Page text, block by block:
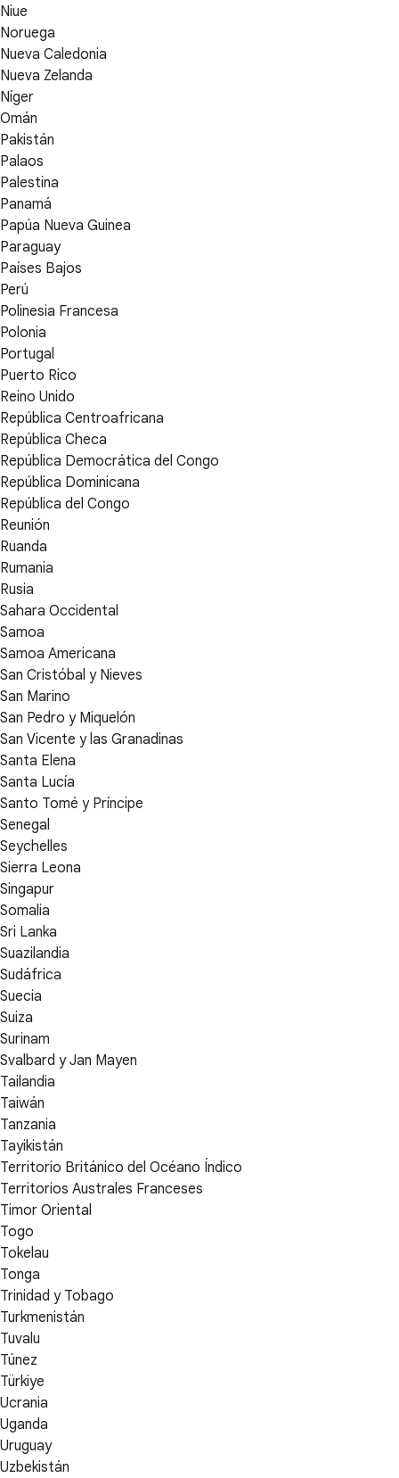
Niue
Noruega
Nueva Caledonia
Nueva Zelanda
Níger
Omán
Pakistán
Palaos
Palestina
Panamá
Papúa Nueva Guinea
Paraguay
Países Bajos
Perú
Polinesia Francesa
Polonia
Portugal
Puerto Rico
Reino Unido
República Centroafricana
República Checa
República Democrática del Congo
República Dominicana
República del Congo
Reunión
Ruanda
Rumania
Rusia
Sahara Occidental
Samoa
Samoa Americana
San Cristóbal y Nieves
San Marino
San Pedro y Miquelón
San Vicente y las Granadinas
Santa Elena
Santa Lucía
Santo Tomé y Príncipe
Senegal
Seychelles
Sierra Leona
Singapur
Somalia
Sri Lanka
Suazilandia
Sudáfrica
Suecia
Suiza
Surinam
Svalbard y Jan Mayen
Tailandia
Taiwán
Tanzania
Tayikistán
Territorio Británico del Océano Índico
Territorios Australes Franceses
Timor Oriental
Togo
Tokelau
Tonga
Trinidad y Tobago
Turkmenistán
Tuvalu
Túnez
Türkiye
Ucrania
Uganda
Uruguay
Uzbekistán